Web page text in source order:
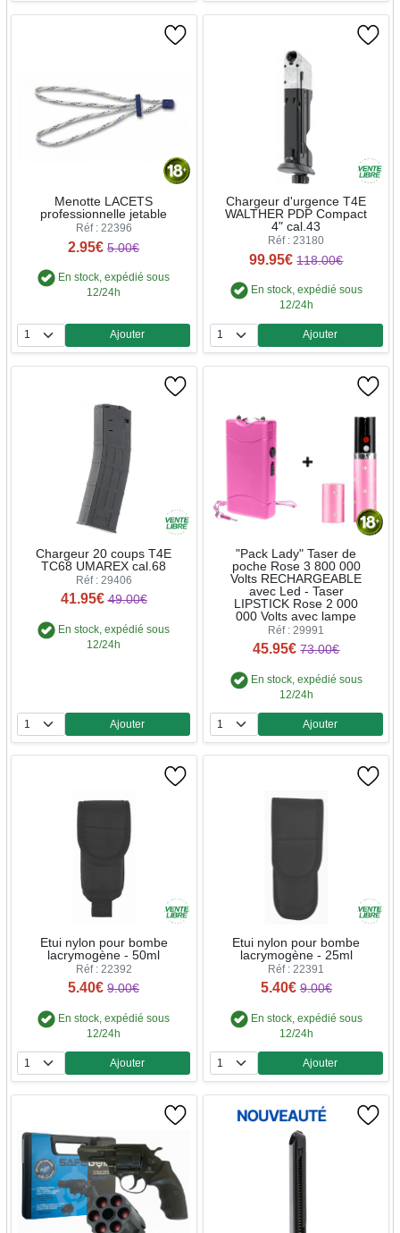
Menotte LACETS
professionnelle jetable
Réf : 22396
2.95€ 5.00€
En stock, expédié sous
12/24h
Quantité
Ajouter
Chargeur d'urgence T4E
WALTHER PDP Compact
4" cal.43
Réf : 23180
99.95€ 118.00€
En stock, expédié sous
12/24h
Quantité
Ajouter
Chargeur 20 coups T4E
TC68 UMAREX cal.68
Réf : 29406
41.95€ 49.00€
En stock, expédié sous
12/24h
Quantité
Ajouter
"Pack Lady" Taser de
poche Rose 3 800 000
Volts RECHARGEABLE
avec Led - Taser
LIPSTICK Rose 2 000
000 Volts avec lampe
Réf : 29991
45.95€ 73.00€
En stock, expédié sous
12/24h
Quantité
Ajouter
Etui nylon pour bombe
lacrymogène - 50ml
Réf : 22392
5.40€ 9.00€
En stock, expédié sous
12/24h
Quantité
Ajouter
Etui nylon pour bombe
lacrymogène - 25ml
Réf : 22391
5.40€ 9.00€
En stock, expédié sous
12/24h
Quantité
Ajouter